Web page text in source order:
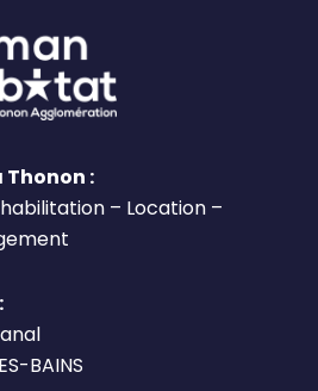
:
– Location –
BAINS